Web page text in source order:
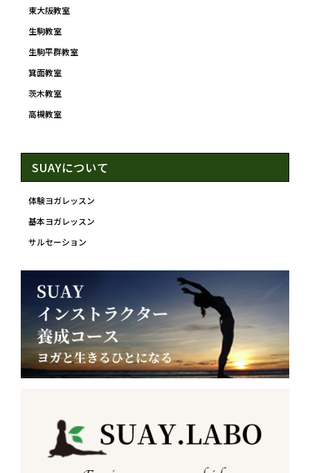
東大阪教室
生駒教室
生駒平群教室
箕面教室
茨木教室
高槻教室
SUAYについて
体験ヨガレッスン
基本ヨガレッスン
サルセーション